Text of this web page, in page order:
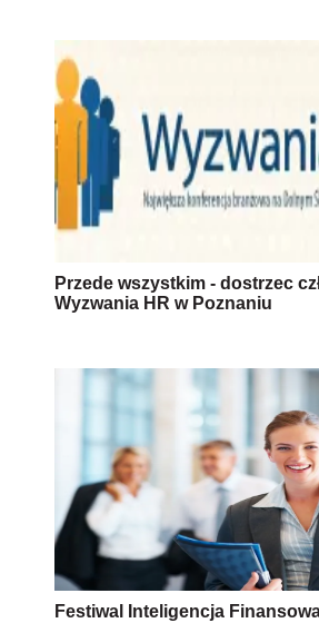
Przede wszystkim - dostrzec
Wyzwania HR w Poznaniu
Festiwal Inteligencja